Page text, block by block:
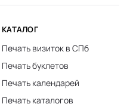
КАТАЛОГ
Печать визиток в СПб
Печать буклетов
Печать календарей
Печать каталогов